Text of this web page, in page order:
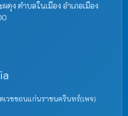
ดุง ตำบลในเมือง อำเภอเมือง
เวชขอนแก่นราชนครินทร์(เพจ)